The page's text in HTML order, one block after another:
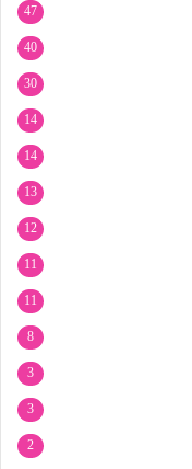
47
40
30
14
14
13
12
11
11
8
3
3
2